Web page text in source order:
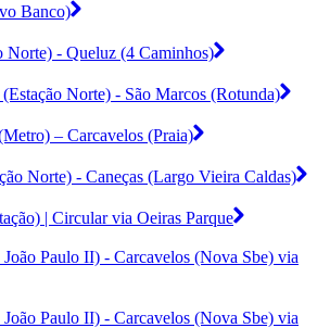
Banco)
Norte) - Queluz (4 Caminhos)
Norte) - São Marcos (Rotunda)
– Carcavelos (Praia)
Norte) - Caneças (Largo Vieira Caldas)
| Circular via Oeiras Parque
Paulo II) - Carcavelos (Nova Sbe) via
Paulo II) - Carcavelos (Nova Sbe) via